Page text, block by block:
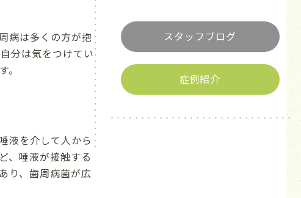
病は多くの方が抱
分は気をつけてい
液を介して人から
、唾液が接触する
り、歯周病菌が広
スタッフブログ
症例紹介